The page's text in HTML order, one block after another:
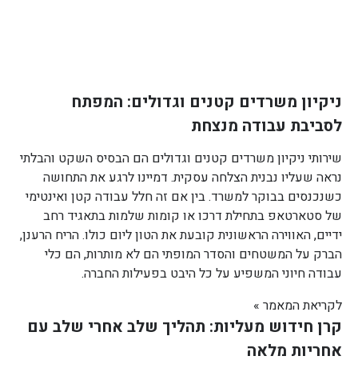
ניקיון משרדים קטנים וגדולים: המפתח
לסביבת עבודה מנצחת
שירותי ניקיון משרדים קטנים וגדולים הם הבסיס השקט והבלתי
נראה שעליו נבנית הצלחה עסקית. דמיינו לרגע את התחושה
כשנכנסים בבוקר למשרד. בין אם זה חלל עבודה קטן ואינטימי
של סטארטאפ בתחילת דרכו או קומות שלמות בתאגיד רחב
ידיים, האווירה הראשונית קובעת את הטון ליום כולו. הריח הרענן,
הברק על המשטחים והסדר המופתי הם לא מותרות, הם כלי
עבודה חיוני המשפיע על כל היבט בפעילות החברה.
לקריאת המאמר »
קרן חידוש מעליות: תהליך שלב אחרי שלב עם
אחריות מלאה